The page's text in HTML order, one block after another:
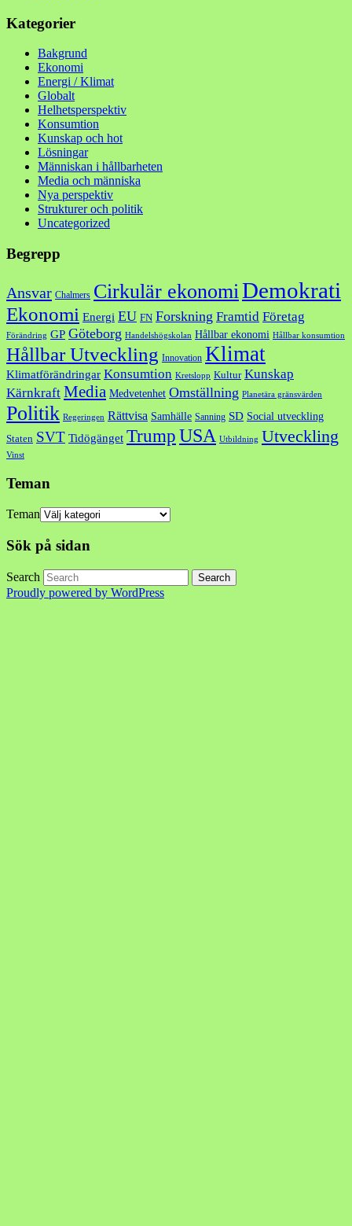
Kategorier
Bakgrund
Ekonomi
Energi / Klimat
Globalt
Helhetsperspektiv
Konsumtion
Kunskap och hot
Lösningar
Människan i hållbarheten
Media och människa
Nya perspektiv
Strukturer och politik
Uncategorized
Begrepp
Ansvar Chalmers Cirkulär ekonomi Demokrati
Ekonomi Energi EU FN Forskning Framtid Företag
Förändring GP Göteborg Handelshögskolan Hållbar ekonomi Hållbar konsumtion
Hållbar Utveckling Innovation Klimat
Klimatförändringar Konsumtion Kretslopp Kultur Kunskap
Kärnkraft Media Medvetenhet Omställning Planetära gränsvärden
Politik Regeringen Rättvisa Samhälle Sanning SD Social utveckling
Staten SVT Tidögänget Trump USA Utbildning Utveckling
Vinst
Teman
Teman
Sök på sidan
Search
Proudly powered by WordPress